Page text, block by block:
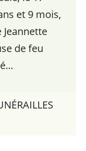
et 9 mois,
de feu